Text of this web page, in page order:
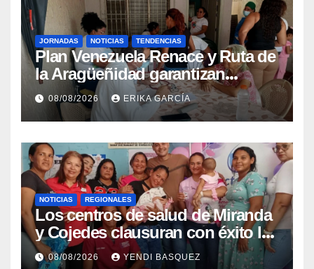
JORNADAS NOTICIAS TENDENCIAS
Plan Venezuela Renace y Ruta de
la Aragüeñidad garantizan
atención médica integral en
Aragua
08/08/2026 ERIKA GARCÍA
NOTICIAS REGIONALES
Los centros de salud de Miranda
y Cojedes clausuran con éxito la
Semana Mundial de la Lactancia
08/08/2026 YENDI BASQUEZ